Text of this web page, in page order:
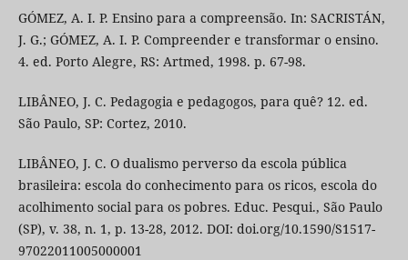
GÓMEZ, A. I. P. Ensino para a compreensão. In: SACRISTÁN,
J. G.; GÓMEZ, A. I. P. Compreender e transformar o ensino.
4. ed. Porto Alegre, RS: Artmed, 1998. p. 67-98.
LIBÂNEO, J. C. Pedagogia e pedagogos, para quê? 12. ed.
São Paulo, SP: Cortez, 2010.
LIBÂNEO, J. C. O dualismo perverso da escola pública
brasileira: escola do conhecimento para os ricos, escola do
acolhimento social para os pobres. Educ. Pesqui., São Paulo
(SP), v. 38, n. 1, p. 13-28, 2012. DOI: doi.org/10.1590/S1517-
97022011005000001